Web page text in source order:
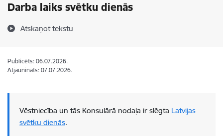
Darba laiks svētku dienās
Atskaņot tekstu
Publicēts: 06.07.2026.
Atjaunināts: 07.07.2026.
Vēstniecība un tās Konsulārā nodaļa ir slēgta Latvijas
svētku dienās.